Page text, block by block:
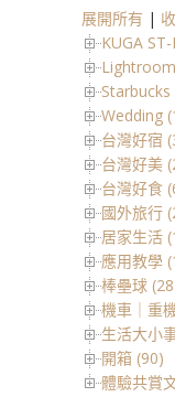
展開所有 |
KUGA
Starbucks
Wedding
台灣好宿
台灣好美
台灣好食
國外旅行
居家生活
應用教學
棒壘球
機車｜重
生活大小
開箱 (90)
體驗共賞